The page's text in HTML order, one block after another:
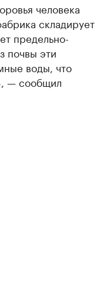
человека
складирует
предельно-
почвы эти
воды, что
— сообщил